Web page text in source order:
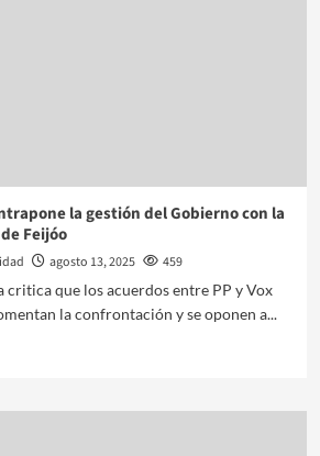
la gestión del Gobierno con la
Feijóo
agosto 13, 2025
459
critica que los acuerdos entre PP y Vox
la confrontación y se oponen a...